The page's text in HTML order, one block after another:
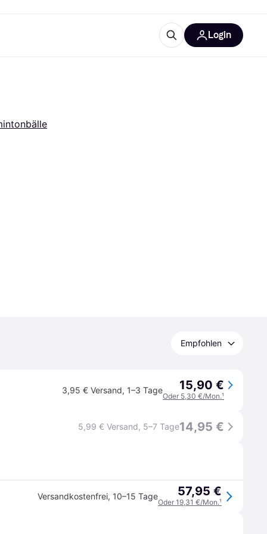
Login
Empfohlen
3,95 € Versand, 1–3 Tage 15,90 €
Oder 5,30 €/Mon.¹
5,99 € Versand, 5–7 Tage14,95 €
Versandkostenfrei, 10–15 Tage 57,95 €
Oder 19,31 €/Mon.¹